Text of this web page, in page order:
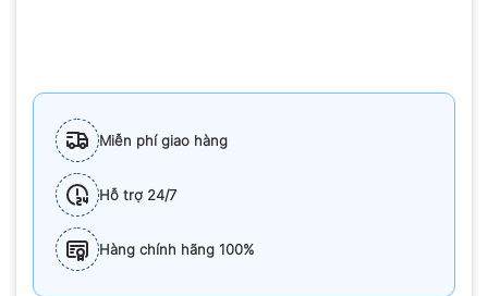
Miễn phí giao hàng
Hỗ trợ 24/7
Hàng chính hãng 100%